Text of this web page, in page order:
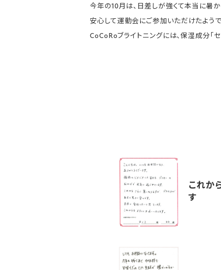
今年の10月は、日差しが強くて本当に暑か
安心して運動会にご参加いただけたようで
CoCoRoブライトニングには、保湿成分「
これか
す